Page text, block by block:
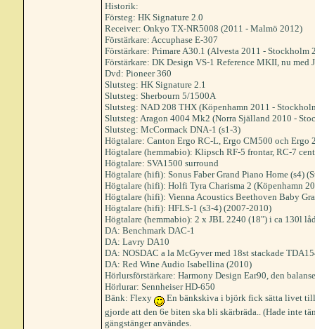
Historik:
Försteg: HK Signature 2.0
Receiver: Onkyo TX-NR5008 (2011 - Malmö 2012)
Förstärkare: Accuphase E-307
Förstärkare: Primare A30.1 (Alvesta 2011 - Stockholm
Förstärkare: DK Design VS-1 Reference MKII, nu
Dvd: Pioneer 360
Slutsteg: HK Signature 2.1
Slutsteg: Sherbourn 5/1500A
Slutsteg: NAD 208 THX (Köpenhamn 2011 -
Slutsteg: Aragon 4004 Mk2 (Norra Själland 2010 -
Slutsteg: McCormack DNA-1 (s1-3)
Högtalare: Canton Ergo RC-L, Ergo CM500 och Ergo
Högtalare (hemmabio): Klipsch RF-5 frontar, RC-7
Högtalare: SVA1500 surround
Högtalare (hifi): Sonus Faber Grand Piano Home (s4)
Högtalare (hifi): Holfi Tyra Charisma 2 (Köpenhamn
Högtalare (hifi): Vienna Acoustics Beethoven Baby
Högtalare (hifi): HFLS-1 (s3-4) (2007-2010)
Högtalare (hemmabio): 2 x JBL 2240 (18") i ca 130l
DA: Benchmark DAC-1
DA: Lavry DA10
DA: NOSDAC a la McGyver med 18st stackade
DA: Red Wine Audio Isabellina (2010)
Hörlursförstärkare: Harmony Design Ear90, den
Hörlurar: Sennheiser HD-650
Bänk: Flexy
En bänkskiva i björk fick sätta livet till
gjorde att den 6e biten ska bli skärbräda.. (Hade inte
gängstänger användes.